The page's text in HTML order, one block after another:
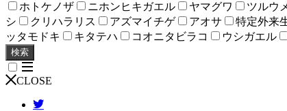
ホトケノザ
ニホンヒキガエル ヤマグワ ツルウ
シ
クリハラリス アズマイチゲ アオサ 特定外来
ッタモドキ
キタテハ コオニタビラコ ウシガエル
検索
CLOSE